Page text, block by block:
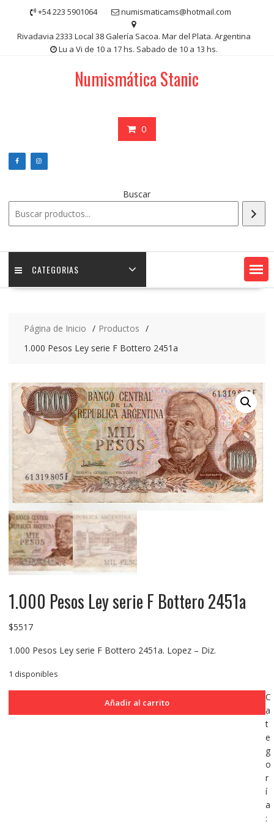
contenido
+54 223 5901064 numismaticams@hotmail.com
Rivadavia 2333 Local 38 Galería Sacoa. Mar del Plata. Argentina
Lu a Vi de 10 a 17 hs. Sabado de 10 a 13 hs.
Numismática Stanic
0
Buscar
CATEGORIAS
Página de Inicio
Productos
1.000 Pesos Ley serie F Bottero 2451a
1.000 Pesos Ley serie F Bottero 2451a
$5517
1.000 Pesos Ley serie F Bottero 2451a. Lopez – Diz.
1 disponibles
Añadir al carrito
C
a
t
e
g
o
r
í
a
: